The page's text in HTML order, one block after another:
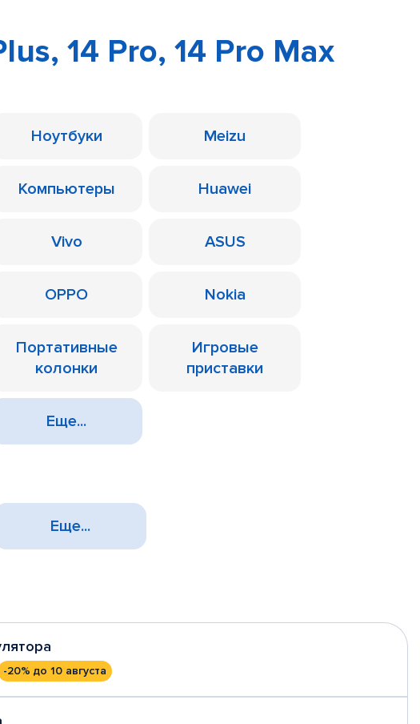
14 Pro, 14 Pro Max
Ноутбуки Meizu
Компьютеры Huawei
Vivo ASUS
OPPO Nokia
Портативные
колонки
Игровые
приставки
Еще...
Еще...
-20% до 10 августа